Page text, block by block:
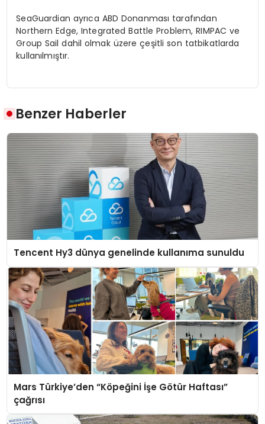
SeaGuardian ayrıca ABD Donanması tarafından
Northern Edge, Integrated Battle Problem, RIMPACve
Group Saildahil olmak üzere çeşitli son tatbikatlarda
kullanılmıştır.
Benzer Haberler
Tencent Hy3 dünya genelinde kullanıma sunuldu
Mars Türkiye’den “Köpeğini İşe Götür Haftası”
çağrısı